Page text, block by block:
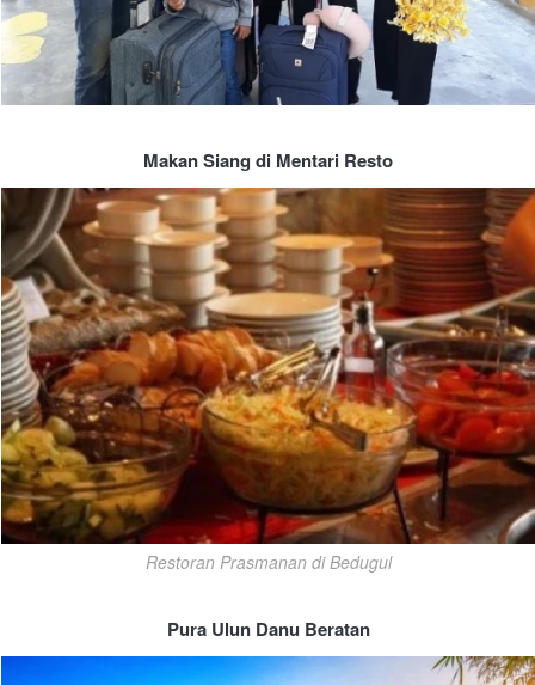
Makan Siang di Mentari Resto
Restoran Prasmanan di Bedugul
Pura Ulun Danu Beratan